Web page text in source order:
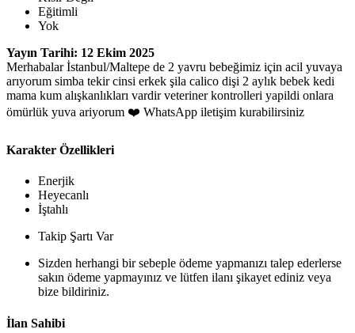
Eğitimli
Yok
Yayın Tarihi: 12 Ekim 2025
Merhabalar İstanbul/Maltepe de 2 yavru bebeğimiz için acil yuvaya
arıyorum simba tekir cinsi erkek şila calico dişi 2 aylık bebek kedi
mama kum alışkanlıkları vardir veteriner kontrolleri yapildi onlara
ömürlük yuva ariyorum ❤️ WhatsApp iletişim kurabilirsiniz
Karakter Özellikleri
Enerjik
Heyecanlı
İştahlı
Takip Şartı Var
Sizden herhangi bir sebeple ödeme yapmanızı talep ederlerse
sakın ödeme yapmayınız ve lütfen ilanı şikayet ediniz veya
bize bildiriniz.
İlan Sahibi